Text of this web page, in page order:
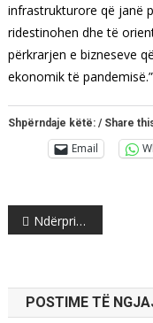
infrastrukturore që janë
ridestinohen dhe të
përkrarjen e bizneseve
ekonomik të pandemisë.”
Shpërndaje këtë: / Share
Email
Post
navigation
Ndërpritet transporti urban ndërmjet qyteteve në Maqedoninë e Veriut
POSTIME TË